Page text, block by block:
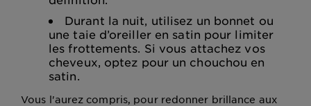
Durant la nuit, utilisez un bonnet ou
une taie d’oreiller en satin pour limiter
les frottements. Si vous attachez vos
cheveux, optez pour un chouchou en
satin.
Vous l'aurez compris, pour redonner brillance aux